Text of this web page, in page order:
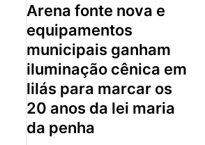
arena fonte nova e
equipamentos
municipais ganham
iluminação cênica em
lilás para marcar os
20 anos da lei maria
da penha